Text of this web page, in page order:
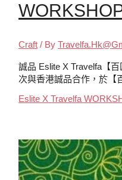
Craft / By
誠品 Eslite X Travelfa【
次與香港誠品合作，於【
Eslite X Travelfa